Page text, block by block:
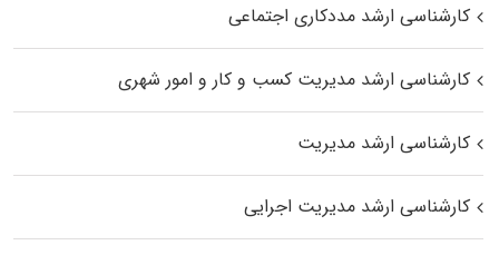
کارشناسی ارشد مددکاری اجتماعی
کارشناسی ارشد مدیریت کسب و کار و امور شهری
کارشناسی ارشد مدیریت
کارشناسی ارشد مدیریت اجرایی